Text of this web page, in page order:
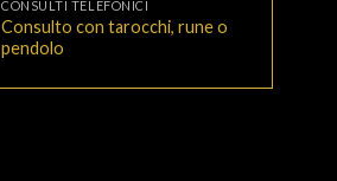
CONSULTI TELEFONICI
Consulto con tarocchi, rune o
pendolo